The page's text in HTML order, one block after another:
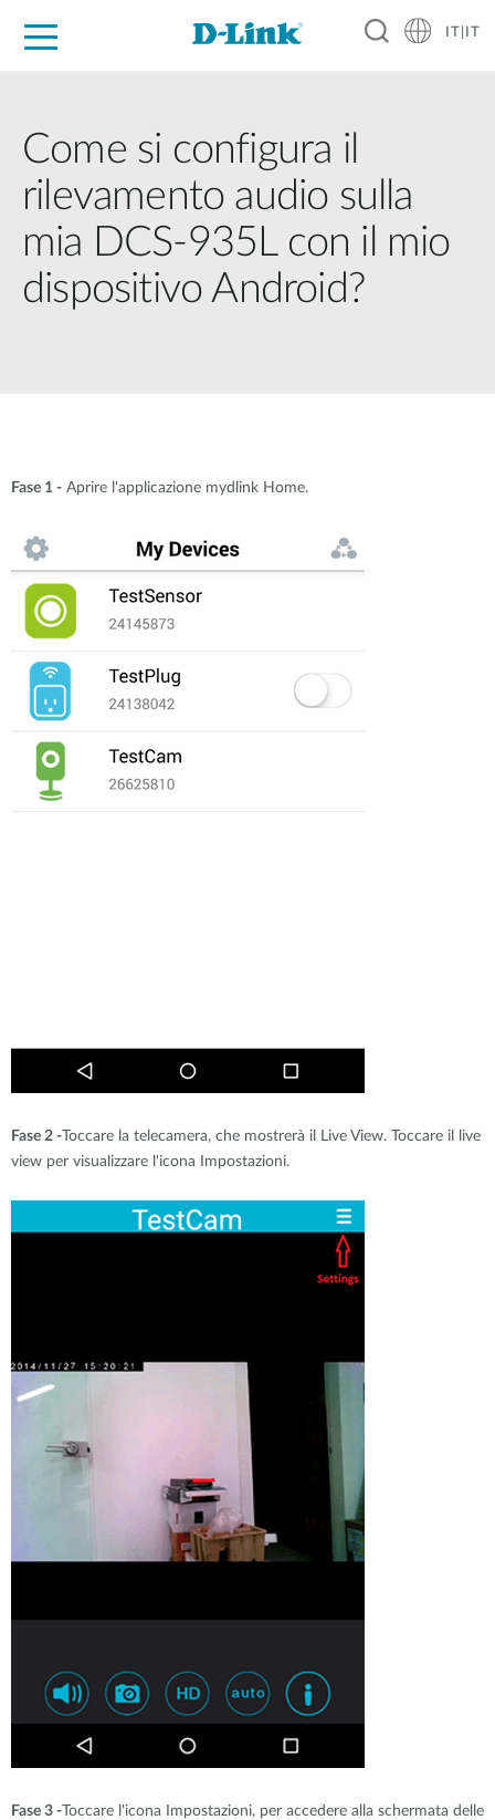
IT|IT
Come si configura il
rilevamento audio sulla
mia DCS-935L con il mio
dispositivo Android?
Fase 1 - Aprire l'applicazione mydlink Home.
Fase 2 - Toccare la telecamera, che mostrerà il Live View. Toccare il live
view per visualizzare l'icona Impostazioni.
Fase 3 - Toccare l'icona Impostazioni, per accedere alla schermata delle